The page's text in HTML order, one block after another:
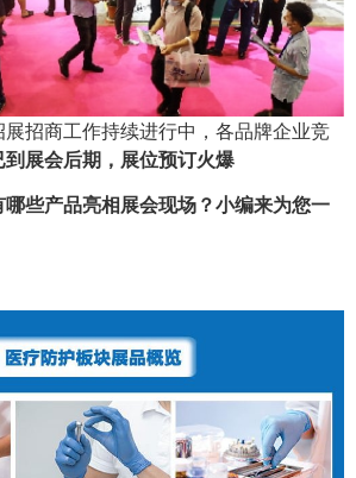
招商工作持续进行中，各品牌企业竞
到展会后期，展位预订火爆
些产品亮相展会现场？小编来为您一